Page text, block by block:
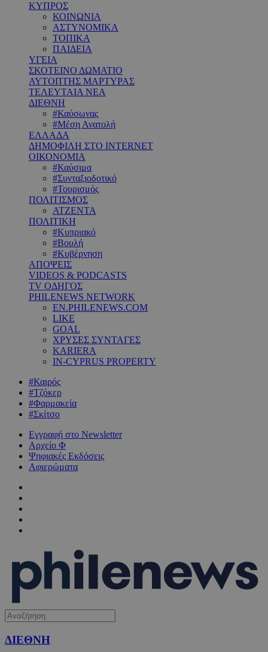
ΚΥΠΡΟΣ
ΚΟΙΝΩΝΙΑ
ΑΣΤΥΝΟΜΙΚΑ
ΤΟΠΙΚΑ
ΠΑΙΔΕΙΑ
ΥΓΕΙΑ
ΣΚΟΤΕΙΝΟ ΔΩΜΑΤΙΟ
ΑΥΤΟΠΤΗΣ ΜΑΡΤΥΡΑΣ
ΤΕΛΕΥΤΑΙΑ ΝΕΑ
ΔΙΕΘΝΗ
#Καύσωνας
#Μέση Ανατολή
ΕΛΛΑΔΑ
ΔΗΜΟΦΙΛΗ ΣΤΟ INTERNET
ΟΙΚΟΝΟΜΙΑ
#Καύσιμα
#Συνταξιοδοτικό
#Τουρισμός
ΠΟΛΙΤΙΣΜΟΣ
ΑΤΖΕΝΤΑ
ΠΟΛΙΤΙΚΗ
#Κυπριακό
#Βουλή
#Κυβέρνηση
ΑΠΟΨΕΙΣ
VIDEOS & PODCASTS
TV ΟΔΗΓΟΣ
PHILENEWS NETWORK
EN.PHILENEWS.COM
LIKE
GOAL
ΧΡΥΣΕΣ ΣΥΝΤΑΓΕΣ
KARIERA
IN-CYPRUS PROPERTY
#Καιρός
#Τζόκερ
#Φαρμακεία
#Σκίτσο
Εγγραφή στο Newsletter
Αρχείο Φ
Ψηφιακές Εκδόσεις
Αφιερώματα
ΔΙΕΘΝΗ